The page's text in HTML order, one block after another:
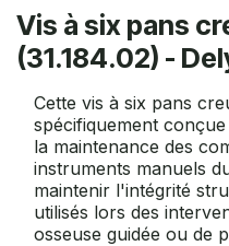
Vis à six pans
(31.184.02) -
Cette vis à six pans
spécifiquement
la maintenance des
instruments manuels
maintenir l'intégrité
utilisés lors des
osseuse guidée ou de